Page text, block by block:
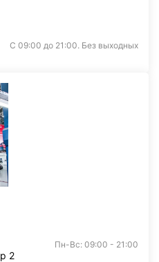
С 09:00 до 21:00. Без выходных
Пн-Вс: 09:00 - 21:00
2